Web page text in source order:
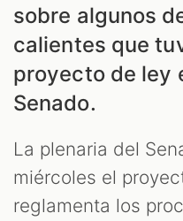
sobre algunos
calientes que
proyecto de ley
Senado.
La plenaria del
miércoles el
reglamenta los